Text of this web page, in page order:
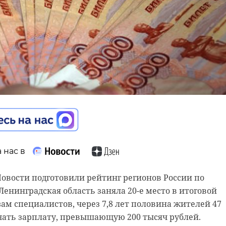
нас в
подготовили рейтинг регионов России по
область заняла 20-е место в итоговой
специалистов, через 7,8 лет половина жителей 47
зарплату, превышающую 200 тысяч рублей.
Дрозденко
области в Совете Федерации России
своими наблюдениями о прогрессе в сфере
Отвечая на вопросы СМИ о росте числа